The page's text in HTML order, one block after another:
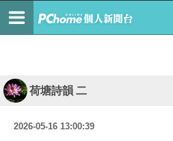
荷塘詩韻 二
2026-05-16 13:00:39